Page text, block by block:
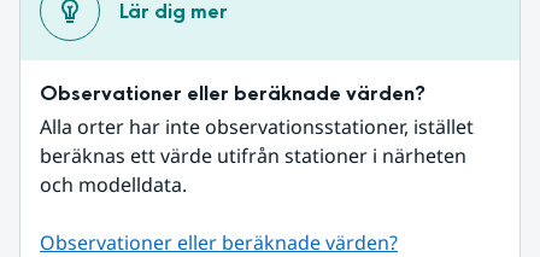
Lär dig mer
Observationer eller beräknade värden?
Alla orter har inte observationsstationer, istället
beräknas ett värde utifrån stationer i närheten
och modelldata.
Observationer eller beräknade värden?